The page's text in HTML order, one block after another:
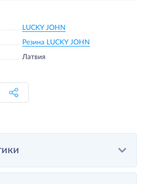
LUCKY JOHN
Резина LUCKY JOHN
Латвия